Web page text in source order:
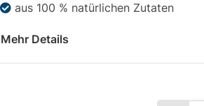
aus 100 % natürlichen Zutaten
Mehr Details